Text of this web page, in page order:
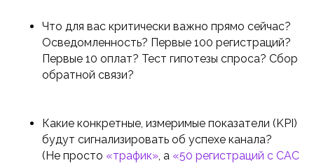
Что для вас критически важно прямо сейчас?
Осведомленность? Первые 100 регистраций?
Первые 10 оплат? Тест гипотезы спроса? Сбор
обратной связи?
Какие конкретные, измеримые показатели (KPI)
будут сигнализировать об успехе канала?
(Не просто «трафик», а «50 регистраций с CAC